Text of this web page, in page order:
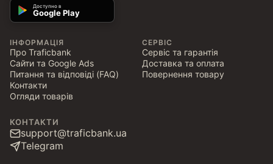
Доступно в
Google Play
ІНФОРМАЦІЯ
Про Traficbank
Сайти та Google Ads
Питання та відповіді (FAQ)
Контакти
Огляди товарів
СЕРВІС
Сервіс та гарантія
Доставка та оплата
Повернення товару
КОНТАКТИ
support@traficbank.ua
Telegram